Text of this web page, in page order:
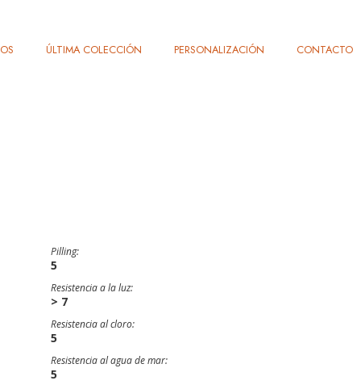
ÚLTIMA COLECCIÓN PERSONALIZACIÓN CONTACTO
Pilling:
5
Resistencia a la luz:
> 7
Resistencia al cloro:
5
Resistencia al agua de mar:
5